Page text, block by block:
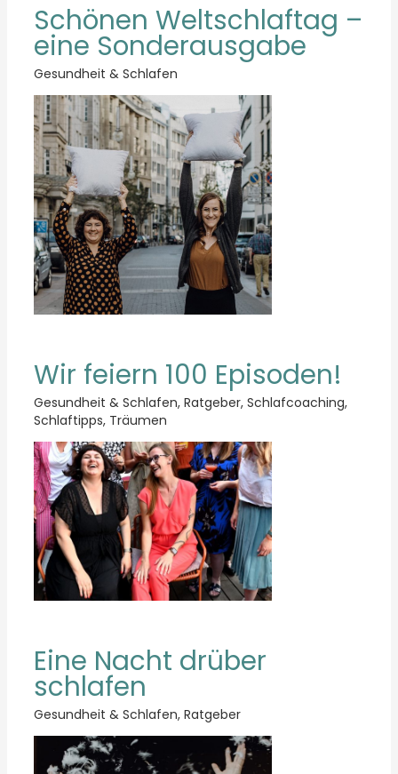
Schönen Weltschlaftag –
eine Sonderausgabe
Gesundheit & Schlafen
Wir feiern 100 Episoden!
Gesundheit & Schlafen, Ratgeber, Schlafcoaching,
Schlaftipps, Träumen
Eine Nacht drüber
schlafen
Gesundheit & Schlafen, Ratgeber